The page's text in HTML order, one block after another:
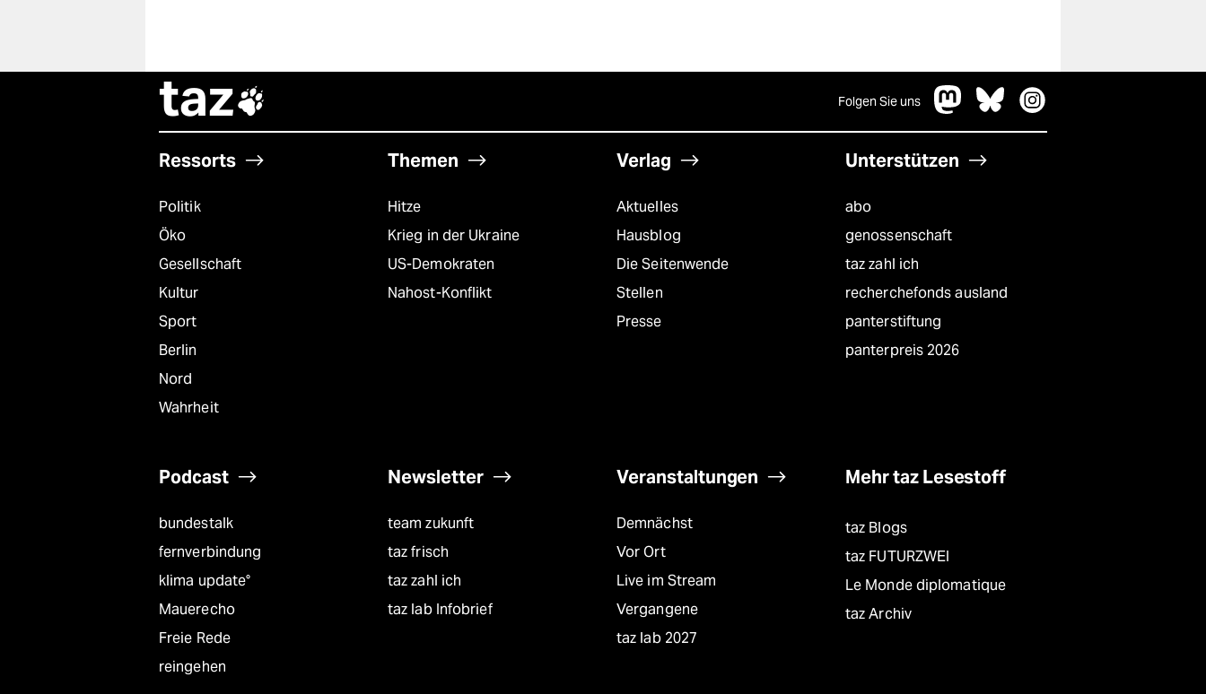
taz Folgen Sie uns
Ressorts
Politik
Öko
Gesellschaft
Kultur
Sport
Berlin
Nord
Wahrheit
Themen
Hitze
Krieg in der Ukraine
US-Demokraten
Nahost-Konflikt
Verlag
Aktuelles
Hausblog
Die Seitenwende
Stellen
Presse
Unterstützen
abo
genossenschaft
taz zahl ich
recherchefonds ausland
panterstiftung
panterpreis 2026
Podcast
bundestalk
fernverbindung
klima update°
Mauerecho
Freie Rede
reingehen
Newsletter
team zukunft
taz frisch
taz zahl ich
taz lab Infobrief
Veranstaltungen
Demnächst
Vor Ort
Live im Stream
Vergangene
taz lab 2027
Mehr taz Lesestoff
taz Blogs
taz FUTURZWEI
Le Monde diplomatique
taz Archiv